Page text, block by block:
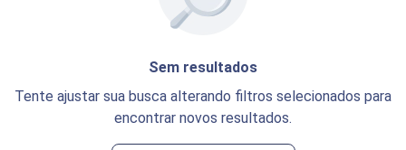
Sem resultados
Tente ajustar sua busca alterando filtros selecionados para
encontrar novos resultados.